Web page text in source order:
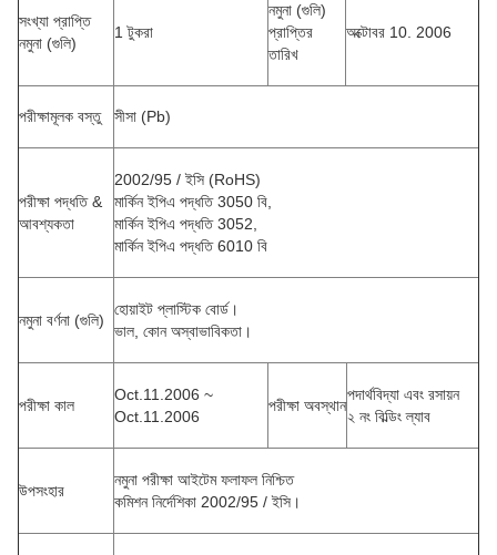
সংখ্যা প্রাপ্তি
নমুনা (গুলি)
1 টুকরা
নমুনা (গুলি)
প্রাপ্তির
তারিখ
অক্টোবর 10. 2006
পরীক্ষামূলক বস্তু সীসা (Pb)
পরীক্ষা পদ্ধতি &
আবশ্যকতা
2002/95 / ইসি (RoHS)
মার্কিন ইপিএ পদ্ধতি 3050 বি,
মার্কিন ইপিএ পদ্ধতি 3052,
মার্কিন ইপিএ পদ্ধতি 6010 বি
নমুনা বর্ণনা (গুলি)
হোয়াইট প্লাস্টিক বোর্ড।
ভাল, কোন অস্বাভাবিকতা।
পরীক্ষা কাল
Oct.11.2006 ~
Oct.11.2006
পরীক্ষা অবস্থান
পদার্থবিদ্যা এবং রসায়ন
২ নং বিল্ডিং ল্যাব
উপসংহার
নমুনা পরীক্ষা আইটেম ফলাফল নিশ্চিত
কমিশন নির্দেশিকা 2002/95 / ইসি।